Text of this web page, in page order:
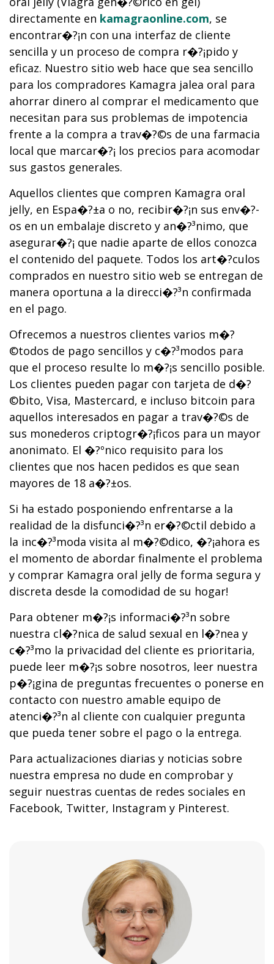
directamente en kamagraonline.com, se
encontrar�?¡n con una interfaz de cliente
sencilla y un proceso de compra r�?¡pido y
eficaz. Nuestro sitio web hace que sea sencillo
para los compradores Kamagra jalea oral para
ahorrar dinero al comprar el medicamento que
necesitan para sus problemas de impotencia
frente a la compra a trav�?©s de una farmacia
local que marcar�?¡ los precios para acomodar
sus gastos generales.
Aquellos clientes que compren Kamagra oral
jelly, en Espa�?±a o no, recibir�?¡n sus env�?­
os en un embalaje discreto y an�?³nimo, que
asegurar�?¡ que nadie aparte de ellos conozca
el contenido del paquete. Todos los art�?­culos
comprados en nuestro sitio web se entregan de
manera oportuna a la direcci�?³n confirmada
en el pago.
Ofrecemos a nuestros clientes varios m�?
©todos de pago sencillos y c�?³modos para
que el proceso resulte lo m�?¡s sencillo posible.
Los clientes pueden pagar con tarjeta de d�?
©bito, Visa, Mastercard, e incluso bitcoin para
aquellos interesados en pagar a trav�?©s de
sus monederos criptogr�?¡ficos para un mayor
anonimato. El �?ºnico requisito para los
clientes que nos hacen pedidos es que sean
mayores de 18 a�?±os.
Si ha estado posponiendo enfrentarse a la
realidad de la disfunci�?³n er�?©ctil debido a
la inc�?³moda visita al m�?©dico, �?¡ahora es
el momento de abordar finalmente el problema
y comprar Kamagra oral jelly de forma segura y
discreta desde la comodidad de su hogar!
Para obtener m�?¡s informaci�?³n sobre
nuestra cl�?­nica de salud sexual en l�?­nea y
c�?³mo la privacidad del cliente es prioritaria,
puede leer m�?¡s sobre nosotros, leer nuestra
p�?¡gina de preguntas frecuentes o ponerse en
contacto con nuestro amable equipo de
atenci�?³n al cliente con cualquier pregunta
que pueda tener sobre el pago o la entrega.
Para actualizaciones diarias y noticias sobre
nuestra empresa no dude en comprobar y
seguir nuestras cuentas de redes sociales en
Facebook, Twitter, Instagram y Pinterest.